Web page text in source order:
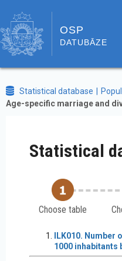
OSP
DATUBĀZE
Statistical database
Age-specific marriage and
Statistical
Choose table
ILK010.
1000 inhabitants